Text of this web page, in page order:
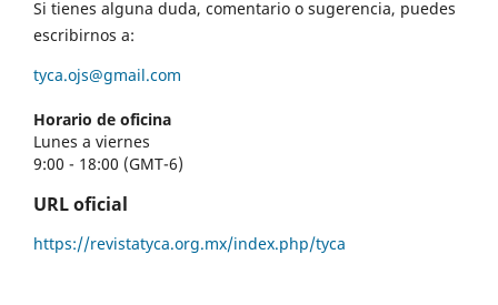
Si tienes alguna duda, comentario o sugerencia, puedes
escribirnos a:
tyca.ojs@gmail.com
Horario de oficina
Lunes a viernes
9:00 - 18:00 (GMT-6)
URL oficial
https://revistatyca.org.mx/index.php/tyca